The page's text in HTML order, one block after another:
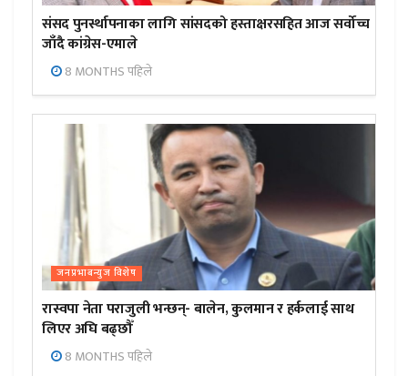
संसद पुनर्स्थापनाका लागि सांसदको हस्ताक्षरसहित आज सर्वोच्च
जाँदै कांग्रेस-एमाले
8 MONTHS पहिले
जनप्रभाबन्युज विशेष
रास्वपा नेता पराजुली भन्छन्- बालेन, कुलमान र हर्कलाई साथ
लिएर अघि बढ्छौँ
8 MONTHS पहिले